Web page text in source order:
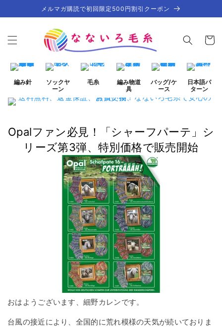
進む
メルマガ購読で初回限定500円割引クーポン
ー
編み針
ソックヤ
ーン
毛糸
編み物道
具
バッグ/ケ
ース
日本語パ
ターン
Opalファン必見！「シャーフパーテ」シ
リーズ第3弾、特別価格で販売開始
おはようございます、細野カレンです。
台風の接近により、全国的に荒れ模様の天気が続いておりま